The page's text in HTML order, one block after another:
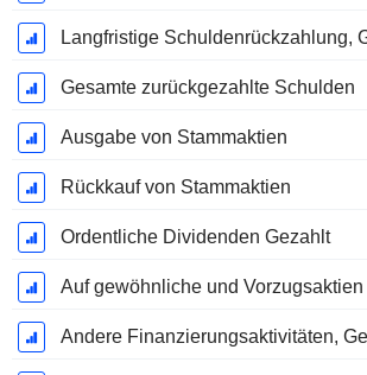
Langfristige Schuldenrückzahlung,
Gesamte zurückgezahlte Schulden
Ausgabe von Stammaktien
Rückkauf von Stammaktien
Ordentliche Dividenden Gezahlt
Andere Finanzierungsaktivitäten,